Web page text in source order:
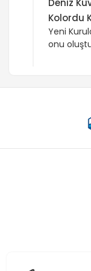
Deniz
Kolordu
Yeni
onu